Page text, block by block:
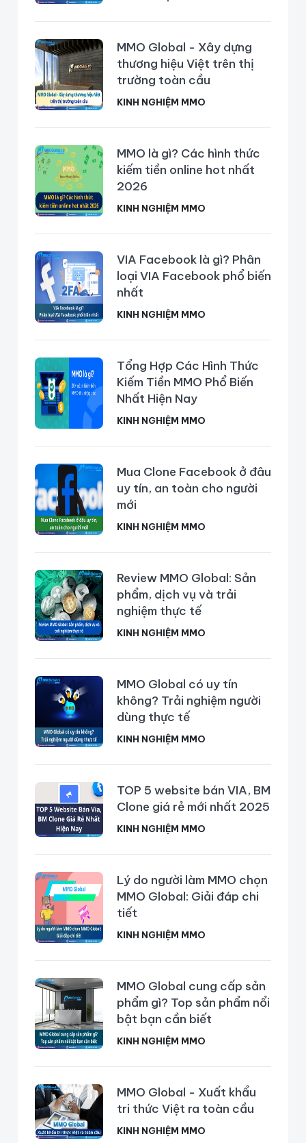
MMO Global - Xây dựng
thương hiệu Việt trên thị
trường toàn cầu
KINH NGHIỆM MMO
MMO là gì? Các hình thức
kiếm tiền online hot nhất
2026
KINH NGHIỆM MMO
VIA Facebook là gì? Phân
loại VIA Facebook phổ biến
nhất
KINH NGHIỆM MMO
Tổng Hợp Các Hình Thức
Kiếm Tiền MMO Phổ Biến
Nhất Hiện Nay
KINH NGHIỆM MMO
Mua Clone Facebook ở đâu
uy tín, an toàn cho người
mới
KINH NGHIỆM MMO
Review MMO Global: Sản
phẩm, dịch vụ và trải
nghiệm thực tế
KINH NGHIỆM MMO
MMO Global có uy tín
không? Trải nghiệm người
dùng thực tế
KINH NGHIỆM MMO
TOP 5 website bán VIA, BM
Clone giá rẻ mới nhất 2025
KINH NGHIỆM MMO
Lý do người làm MMO chọn
MMO Global: Giải đáp chi
tiết
KINH NGHIỆM MMO
MMO Global cung cấp sản
phẩm gì? Top sản phẩm nổi
bật bạn cần biết
KINH NGHIỆM MMO
MMO Global - Xuất khẩu
tri thức Việt ra toàn cầu
KINH NGHIỆM MMO